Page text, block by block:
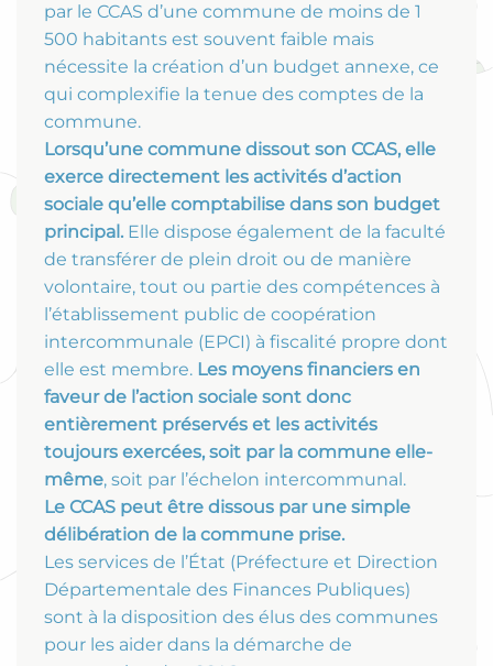
par le CCAS d’une commune de moins de 1
500 habitants est souvent faible mais
nécessite la création d’un budget annexe, ce
qui complexifie la tenue des comptes de la
commune.
Lorsqu’une commune dissout son CCAS, elle
exerce directement les activités d’action
sociale qu’elle comptabilise dans son budget
principal. Elle dispose également de la faculté
de transférer de plein droit ou de manière
volontaire, tout ou partie des compétences à
l’établissement public de coopération
intercommunale (EPCI) à fiscalité propre dont
elle est membre. Les moyens financiers en
faveur de l’action sociale sont donc
entièrement préservés et les activités
toujours exercées, soit par la commune elle-
même, soit par l’échelon intercommunal.
Le CCAS peut être dissous par une simple
délibération de la commune prise.
Les services de l’État (Préfecture et Direction
Départementale des Finances Publiques)
sont à la disposition des élus des communes
pour les aider dans la démarche de